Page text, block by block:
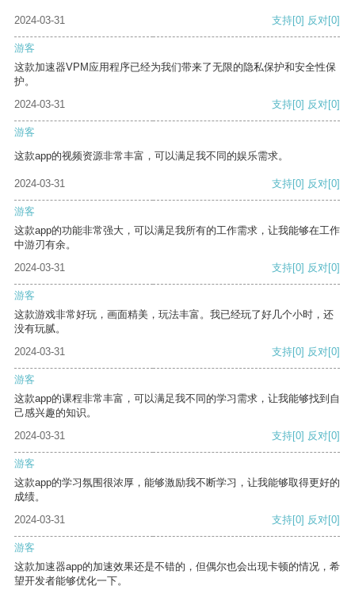
2024-03-31 支持[0] 反对[0]
游客
这款加速器VPM应用程序已经为我们带来了无限的隐私保护和安全性保
护。
2024-03-31
支持[0] 反对[0]
游客
这款app的视频资源非常丰富，可以满足我不同的娱乐需求。
2024-03-31 支持[0] 反对[0]
游客
这款app的功能非常强大，可以满足我所有的工作需求，让我能够在工作
中游刃有余。
2024-03-31
支持[0] 反对[0]
游客
这款游戏非常好玩，画面精美，玩法丰富。我已经玩了好几个小时，还
没有玩腻。
2024-03-31
支持[0] 反对[0]
游客
这款app的课程非常丰富，可以满足我不同的学习需求，让我能够找到自
己感兴趣的知识。
2024-03-31
支持[0] 反对[0]
游客
这款app的学习氛围很浓厚，能够激励我不断学习，让我能够取得更好的
成绩。
2024-03-31
支持[0] 反对[0]
游客
这款加速器app的加速效果还是不错的，但偶尔也会出现卡顿的情况，希
望开发者能够优化一下。